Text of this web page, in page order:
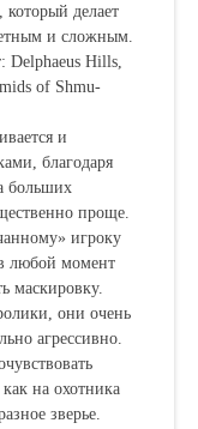
который делает
и сложным.
Delphaeus Hills,
of Shmu-
и
благодаря
больших
проще.
игроку
любой момент
маскировку.
они очень
агрессивно.
на охотника
зверье.